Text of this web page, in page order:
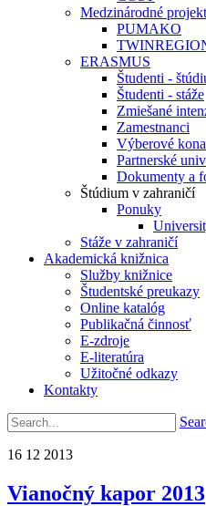
Medzinárodné
PUMAKO
ERASMUS
Študenti -
Študenti - stáže
Zmiešané
Zamestnanci
Výberové
Partnerské
Dokumenty a
Štúdium v zahraničí
Ponuky
Stáže v zahraničí
Akademická knižnica
Služby knižnice
Študentské preukazy
Online katalóg
Publikačná činnosť
E-zdroje
E-literatúra
Užitočné odkazy
Kontakty
16 12 2013
Vianočný kapor 2013